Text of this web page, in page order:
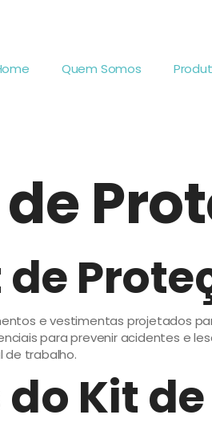
Quem Somos
de
de
e vestimentas projetados
para prevenir acidentes
de trabalho.
Kit